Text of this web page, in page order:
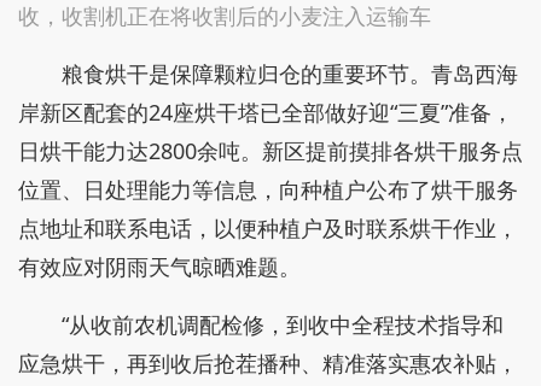
收，收割机正在将收割后的小麦注入运输车
粮食烘干是保障颗粒归仓的重要环节。青岛西海
岸新区配套的24座烘干塔已全部做好迎“三夏”准备，
日烘干能力达2800余吨。新区提前摸排各烘干服务点
位置、日处理能力等信息，向种植户公布了烘干服务
点地址和联系电话，以便种植户及时联系烘干作业，
有效应对阴雨天气晾晒难题。
“从收前农机调配检修，到收中全程技术指导和
应急烘干，再到收后抢茬播种、精准落实惠农补贴，